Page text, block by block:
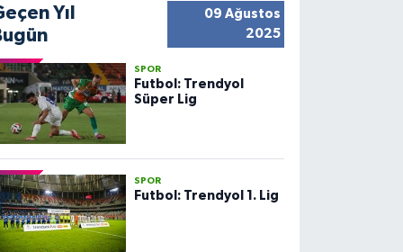
Yıl
09 Ağustos
2025
SPOR
Futbol: Trendyol
Süper Lig
SPOR
Futbol: Trendyol 1. Lig